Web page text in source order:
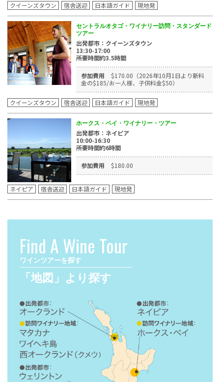
クイーンズタウン 宿舎送迎 日本語ガイド 現地発
セントラルオタゴ・ワイナリー訪問・スタンダード
ツアー
出発都市：クイーンズタウン
13:30-17:00
所要時間約3.5時間
参加費用
$170.00（2026年10月1日より新料
金の$185/お一人様、子供料金$50）
クイーンズタウン 宿舎送迎 日本語ガイド 現地発
ホークス・ベイ・ワイナリー・ツアー
出発都市：ネイピア
10:00-16:30
所要時間約6時間
参加費用 $180.00
ネイピア 宿舎送迎 日本語ガイド 現地発
Find A Wine Tour
ワインツアーを探す
「地図」より探す